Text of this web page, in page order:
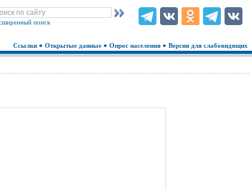
поиск
Ссылки Открытые данные Опрос населения Версия для слабовидящих